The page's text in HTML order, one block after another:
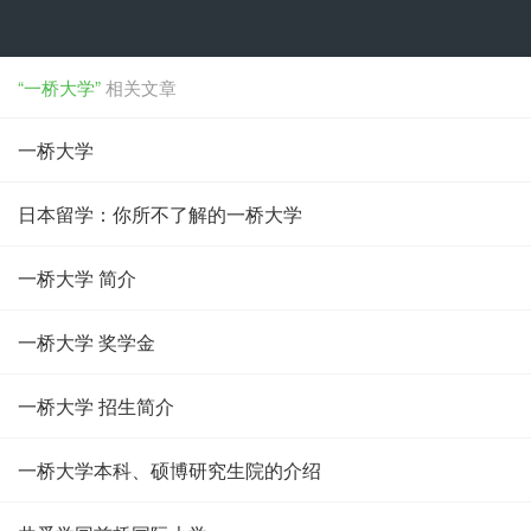
“一桥大学”相关文章
一桥大学
日本留学：你所不了解的一桥大学
一桥大学 简介
一桥大学 奖学金
一桥大学 招生简介
一桥大学本科、硕博研究生院的介绍